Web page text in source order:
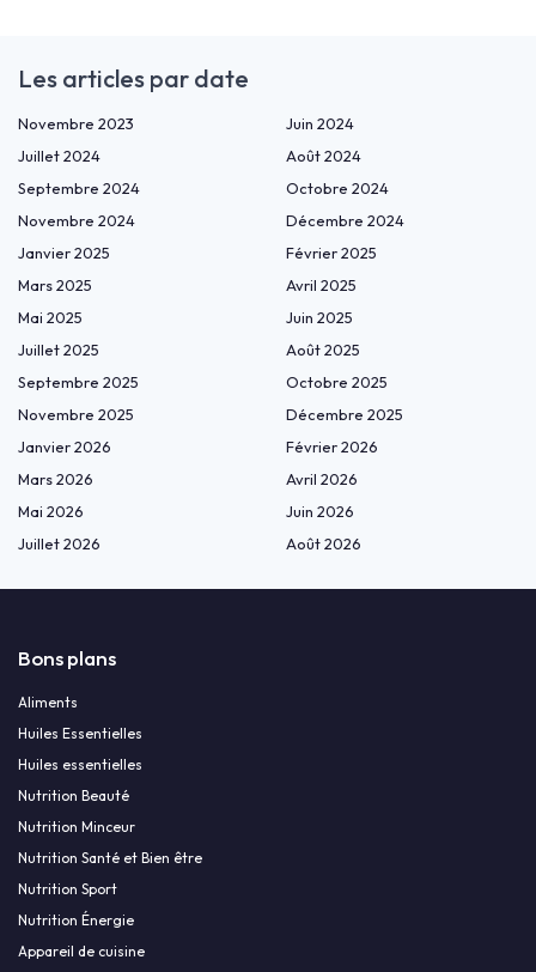
Les articles par date
Novembre 2023
Juin 2024
Juillet 2024
Août 2024
Septembre 2024
Octobre 2024
Novembre 2024
Décembre 2024
Janvier 2025
Février 2025
Mars 2025
Avril 2025
Mai 2025
Juin 2025
Juillet 2025
Août 2025
Septembre 2025
Octobre 2025
Novembre 2025
Décembre 2025
Janvier 2026
Février 2026
Mars 2026
Avril 2026
Mai 2026
Juin 2026
Juillet 2026
Août 2026
Bons plans
Aliments
Huiles Essentielles
Huiles essentielles
Nutrition Beauté
Nutrition Minceur
Nutrition Santé et Bien être
Nutrition Sport
Nutrition Énergie
Appareil de cuisine